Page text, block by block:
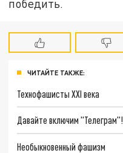
победить.
ЧИТАЙТЕ ТАКЖЕ:
Технофашисты XXI века
Давайте включим "Телеграм"!
Необыкновенный фашизм